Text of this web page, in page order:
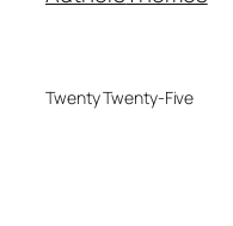
Twenty Twenty-Five